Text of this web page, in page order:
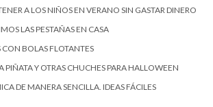
A LOS NIÑOS EN VERANO SIN GASTAR DINERO
LAS PESTAÑAS EN CASA
BOLAS FLOTANTES
PIÑATA Y OTRAS CHUCHES PARA HALLOWEEN
DE MANERA SENCILLA. IDEAS FÁCILES